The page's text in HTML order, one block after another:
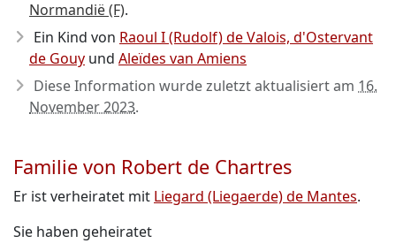
Normandië (F).
Ein Kind von Raoul I (Rudolf) de Valois, d'Ostervant
de Gouy und Aleïdes van Amiens
Diese Information wurde zuletzt aktualisiert am 16.
November 2023.
Familie von Robert de Chartres
Er ist verheiratet mit Liegard (Liegaerde) de Mantes.
Sie haben geheiratet